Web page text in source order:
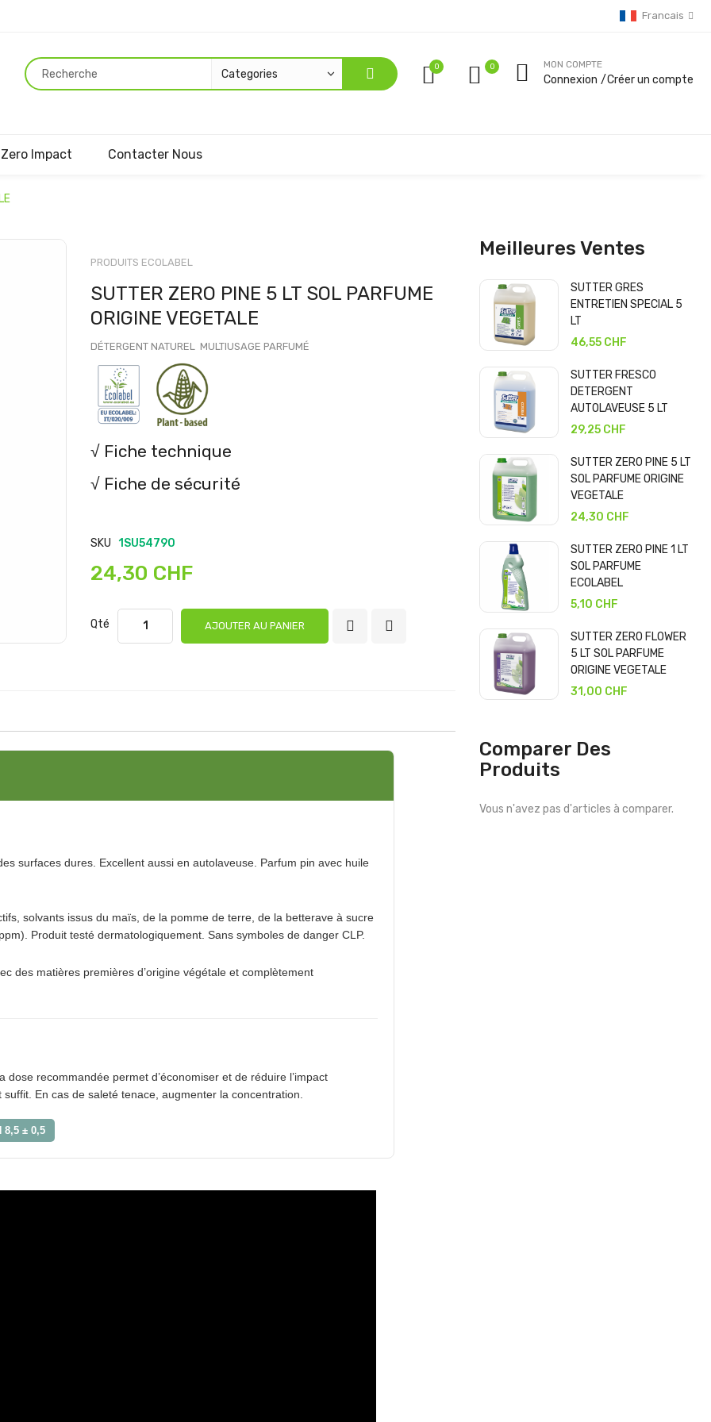
Francais
0 MON COMPTE
Connexion Créer un compte
Zero Impact Contacter Nous
Passer
d’images
PRODUITS ECOLABEL
SUTTER ZERO PINE 5 LT SOL PARFUME
ORIGINE VEGETALE
DÉTERGENT NATUREL MULTIUSAGE PARFUMÉ
√ Fiche technique
√ Fiche de sécurité
SKU 1SU54790
24,30 CHF
Qté AJOUTER AU PANIER
surfaces dures. Excellent aussi en autolaveuse. Parfum pin avec huile
solvants issus du maïs, de la pomme de terre, de la betterave à sucre
Produit testé dermatologiquement. Sans symboles de danger CLP.
des matières premières d’origine végétale et complètement
recommandée permet d’économiser et de réduire l’impact
En cas de saleté tenace, augmenter la concentration.
8,5 ± 0,5
Meilleures Ventes
SUTTER GRES
ENTRETIEN SPECIAL 5
LT
46,55 CHF
SUTTER FRESCO
DETERGENT
AUTOLAVEUSE 5 LT
29,25 CHF
SUTTER ZERO PINE 5 LT
SOL PARFUME ORIGINE
VEGETALE
24,30 CHF
SUTTER ZERO PINE 1 LT
SOL PARFUME
ECOLABEL
5,10 CHF
SUTTER ZERO FLOWER
5 LT SOL PARFUME
ORIGINE VEGETALE
31,00 CHF
Comparer Des
Produits
Vous n'avez pas d'articles à comparer.